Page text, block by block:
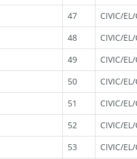
47 CIVIC/EL/
48 CIVIC/EL/
49 CIVIC/EL/
50 CIVIC/EL/
51 CIVIC/EL/
52 CIVIC/EL/
53 CIVIC/EL/